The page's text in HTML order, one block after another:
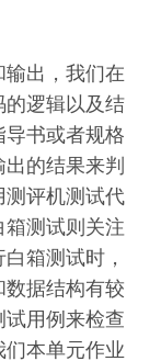
出，我们在
的逻辑以及结
书或者规格
的结果来判
测评机测试代
测试则关注
箱测试时，
据结构有较
用例来检查
本单元作业